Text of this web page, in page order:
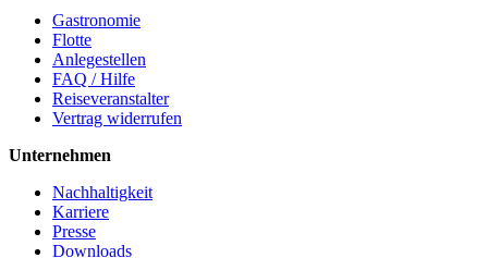
Gastronomie
Flotte
Anlegestellen
FAQ / Hilfe
Reiseveranstalter
Vertrag widerrufen
Unternehmen
Nachhaltigkeit
Karriere
Presse
Downloads